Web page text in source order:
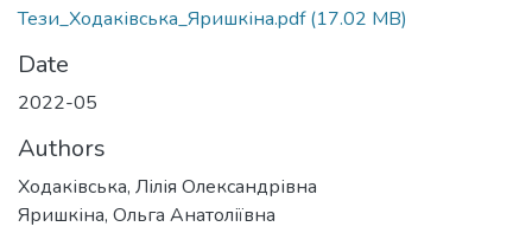
Тези_Ходаківська_Яришкіна.pdf(17.02 MB)
Date
2022-05
Authors
Ходаківська, Лілія Олександрівна
Яришкіна, Ольга Анатоліївна